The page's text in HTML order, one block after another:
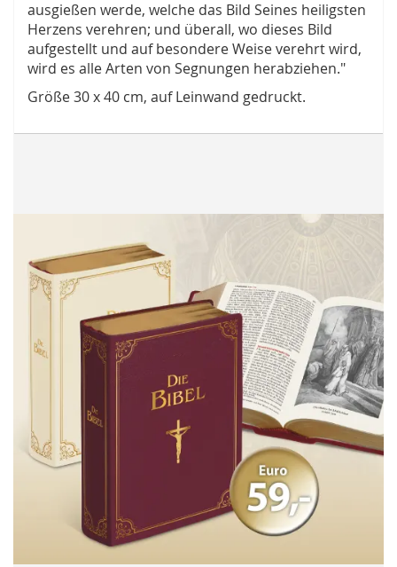
ausgießen werde, welche das Bild Seines heiligsten
Herzens verehren; und überall, wo dieses Bild
aufgestellt und auf besondere Weise verehrt wird,
wird es alle Arten von Segnungen herabziehen."
Größe 30 x 40 cm, auf Leinwand gedruckt.